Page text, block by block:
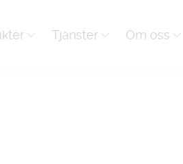
Tjänster Om oss